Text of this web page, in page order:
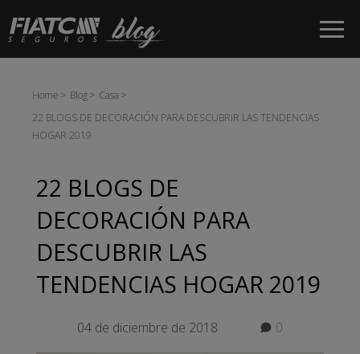
Saltar al contenido principal
Home Blog
Casa
22 BLOGS DE DECORACIÓN PARA DESCUBRIR LAS TENDENCIAS
HOGAR 2019
22 BLOGS DE
DECORACIÓN PARA
DESCUBRIR LAS
TENDENCIAS HOGAR 2019
04 de diciembre de 2018 0